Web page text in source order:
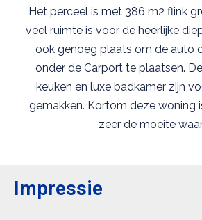
Het perceel is met 386 m2 flink
veel ruimte is voor de heerlijke
ook genoeg plaats om de auto
onder de Carport te plaatsen.
keuken en luxe badkamer zijn
gemakken. Kortom deze woning
zeer de moeite
Impressie